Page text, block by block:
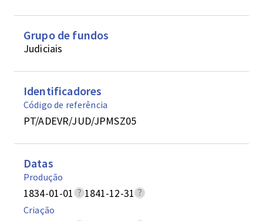
Grupo de fundos
Judiciais
Identificadores
Código de referência
PT/ADEVR/JUD/JPMSZ05
Datas
Produção
1834-01-01 1841-12-31
Criação